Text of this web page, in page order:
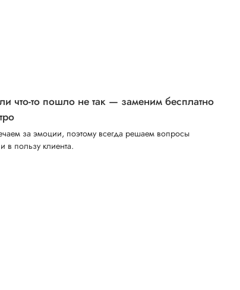
что-то пошло не так — заменим бесплатно
за эмоции, поэтому всегда решаем вопросы
в пользу клиента.